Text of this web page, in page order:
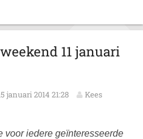
11 januari
januari 2014 21:28
Kees
voor iedere geïnteresseerde